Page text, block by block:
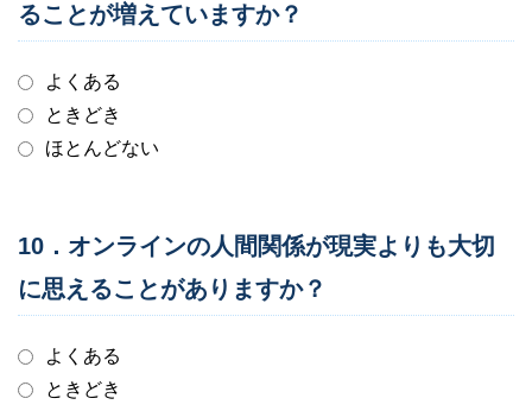
ることが増えていますか？
よくある
ときどき
ほとんどない
10．オンラインの人間関係が現実よりも大切
に思えることがありますか？
よくある
ときどき